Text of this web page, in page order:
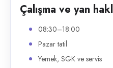
Çalışma ve yan
08:30–18:00
Pazar tatil
Yemek, SGK ve servis